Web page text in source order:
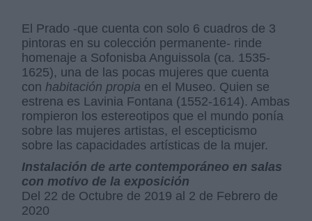
El Prado -que cuenta con solo 6 cuadros de 3
pintoras en su colección permanente- rinde
homenaje a Sofonisba Anguissola (ca. 1535-
1625), una de las pocas mujeres que cuenta
conhabitación propia en el Museo. Quien se
estrena es Lavinia Fontana (1552-1614). Ambas
rompieron los estereotipos que el mundo ponía
sobre las mujeres artistas, el escepticismo
sobre las capacidades artísticas de la mujer.
Instalación de arte contemporáneo en salas
con motivo de la exposición
Del 22 de Octubre de 2019 al 2 de Febrero de
2020